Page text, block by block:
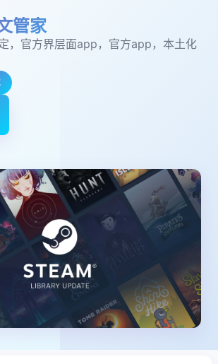
管家
，官方界层面app，官方app，本土化